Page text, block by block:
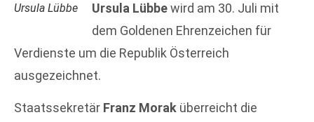
Ursula Lübbe Ursula Lübbewird am 30. Juli mit
dem Goldenen Ehrenzeichen für
Verdienste um die Republik Österreich
ausgezeichnet.
Staatssekretär Franz Morak überreicht die